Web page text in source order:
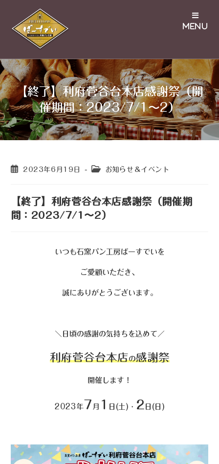
【終了】利府菅谷台本店感謝祭（開
催期間：2023/7/1〜2）
2023年6月19日 お知らせ＆イベント
【終了】利府菅谷台本店感謝祭（開催期
間：2023/7/1〜2）
いつも石窯パン工房ばーすでいを
ご愛顧いただき、
誠にありがとうございます。
＼日頃の感謝の気持ちを込めて／
利府菅谷台本店の感謝祭
開催します！
2023年7 月 1 日(土)・ 2 日(日)